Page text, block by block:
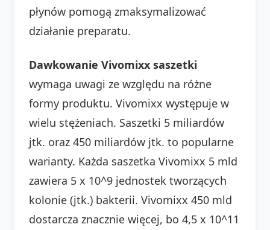
płynów pomogą zmaksymalizować
działanie preparatu.
Dawkowanie Vivomixx saszetki
wymaga uwagi ze względu na różne
formy produktu. Vivomixx występuje w
wielu stężeniach. Saszetki 5 miliardów
jtk. oraz 450 miliardów jtk. to popularne
warianty. Każda saszetka Vivomixx 5 mld
zawiera 5 x 10^9 jednostek tworzących
kolonie (jtk.) bakterii. Vivomixx 450 mld
dostarcza znacznie więcej, bo 4,5 x 10^11